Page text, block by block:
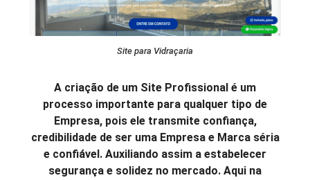
Site para Vidraçaria
A criação de um Site Profissional é um
processo importante para qualquer tipo de
Empresa, pois ele transmite confiança,
credibilidade de ser uma Empresa e Marca séria
e confiável. Auxiliando assim a estabelecer
segurança e solidez no mercado. Aqui na